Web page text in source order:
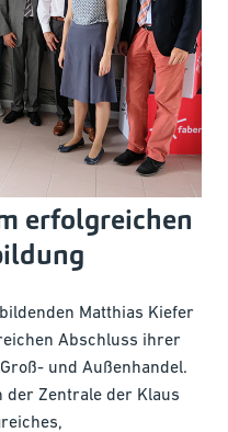
erfolgreichen
Matthias Kiefer
Abschluss ihrer
und Außenhandel.
der Zentrale der Klaus